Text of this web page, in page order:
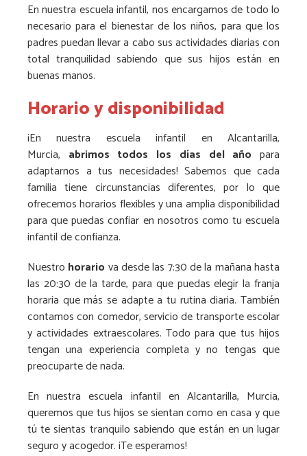
En nuestra escuela infantil, nos encargamos de todo lo
necesario para el bienestar de los niños, para que los
padres puedan llevar a cabo sus actividades diarias con
total tranquilidad sabiendo que sus hijos están en
buenas manos.
Horario y disponibilidad
¡En nuestra escuela infantil en Alcantarilla,
Murcia, abrimos todos los días del año para
adaptarnos a tus necesidades! Sabemos que cada
familia tiene circunstancias diferentes, por lo que
ofrecemos horarios flexibles y una amplia disponibilidad
para que puedas confiar en nosotros como tu escuela
infantil de confianza.
Nuestro horario va desde las 7:30 de la mañana hasta
las 20:30 de la tarde, para que puedas elegir la franja
horaria que más se adapte a tu rutina diaria. También
contamos con comedor, servicio de transporte escolar
y actividades extraescolares. Todo para que tus hijos
tengan una experiencia completa y no tengas que
preocuparte de nada.
En nuestra escuela infantil en Alcantarilla, Murcia,
queremos que tus hijos se sientan como en casa y que
tú te sientas tranquilo sabiendo que están en un lugar
seguro y acogedor. ¡Te esperamos!